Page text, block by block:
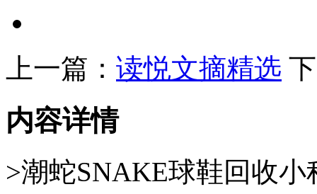
上一篇： 读悦文摘精选
内容详情
>潮蛇SNAKE球鞋回收